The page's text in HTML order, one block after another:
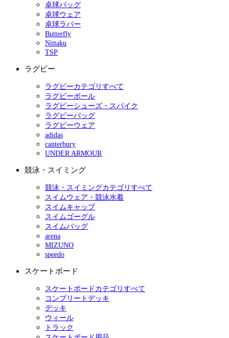
卓球バッグ
卓球ウェア
卓球ラバー
Butterfly
Nittaku
TSP
ラグビー
ラグビーカテゴリすべて
ラグビーボール
ラグビーシューズ・スパイク
ラグビーバッグ
ラグビーウェア
adidas
canterbury
UNDER ARMOUR
競泳・スイミング
競泳・スイミングカテゴリすべて
スイムウェア・競泳水着
スイムキャップ
スイムゴーグル
スイムバッグ
arena
MIZUNO
speedo
スケートボード
スケートボードカテゴリすべて
コンプリートデッキ
デッキ
ウィール
トラック